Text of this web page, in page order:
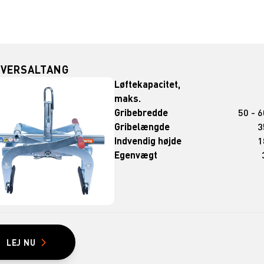
Løftekapacitet,
maks.
Gribebredde
50 -
Gribelængde
Indvendig højde
Egenvægt
LEJ NU